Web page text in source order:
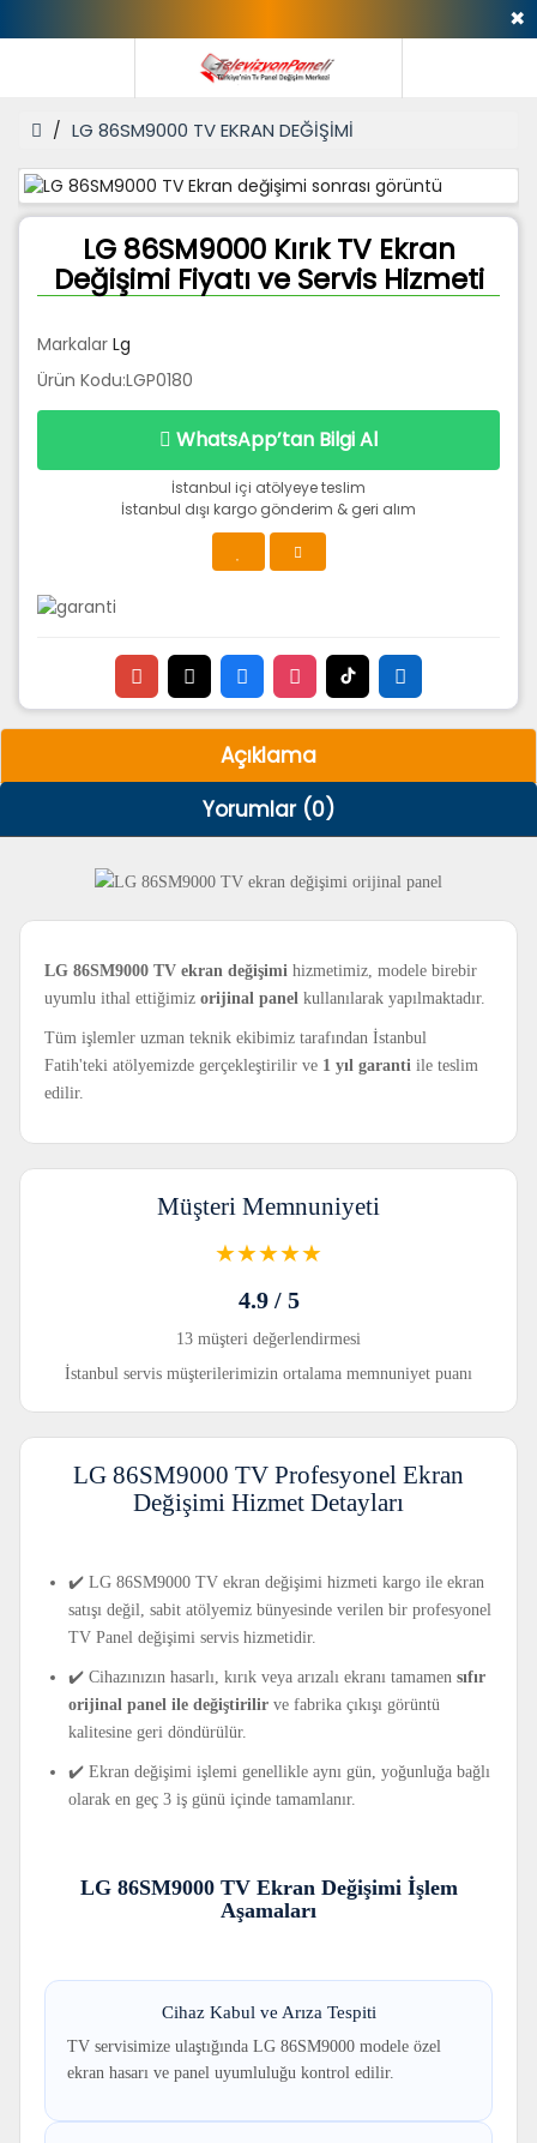
✖
LG 86SM9000 TV EKRAN DEĞİŞİMİ
LG 86SM9000 Kırık TV Ekran
Değişimi Fiyatı ve Servis Hizmeti
Markalar Lg
Ürün Kodu:LGP0180
WhatsApp’tan Bilgi Al
İstanbul içi atölyeye teslim
İstanbul dışı kargo gönderim & geri alım
Açıklama
Yorumlar (0)
LG 86SM9000 TV ekran değişimi hizmetimiz, modele birebir
uyumlu ithal ettiğimiz orijinal panel kullanılarak yapılmaktadır.
Tüm işlemler uzman teknik ekibimiz tarafından İstanbul
Fatih'teki atölyemizde gerçekleştirilir ve 1 yıl garanti ile teslim
edilir.
Müşteri Memnuniyeti
★★★★★
4.9 / 5
13 müşteri değerlendirmesi
İstanbul servis müşterilerimizin ortalama memnuniyet puanı
LG 86SM9000 TV Profesyonel Ekran
Değişimi Hizmet Detayları
✔️ LG 86SM9000 TV ekran değişimi hizmeti kargo ile ekran
satışı değil, sabit atölyemiz bünyesinde verilen bir profesyonel
TV Panel değişimi servis hizmetidir.
✔️ Cihazınızın hasarlı, kırık veya arızalı ekranı tamamen sıfır
orijinal panel ile değiştirilir ve fabrika çıkışı görüntü
kalitesine geri döndürülür.
✔️ Ekran değişimi işlemi genellikle aynı gün, yoğunluğa bağlı
olarak en geç 3 iş günü içinde tamamlanır.
LG 86SM9000 TV Ekran Değişimi İşlem
Aşamaları
Cihaz Kabul ve Arıza Tespiti
TV servisimize ulaştığında LG 86SM9000 modele özel
ekran hasarı ve panel uyumluluğu kontrol edilir.